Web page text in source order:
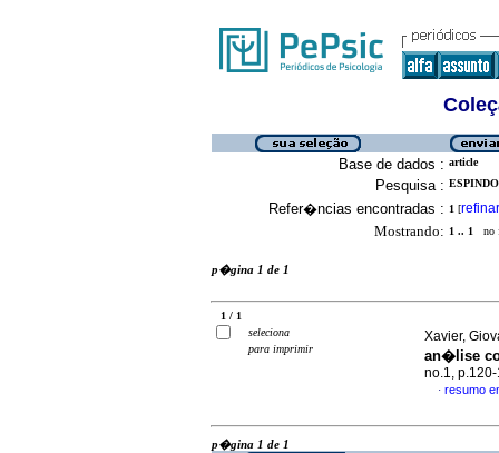
Base de dados : article
Pesquisa :
Refer�ncias encontradas : 1 [refinar
Mostrando: 1 .. 1 no
p�gina 1 de 1
1 / 1
seleciona
para imprimir
Xavier,
an�lise
no.1,
· resumo
p�gina 1 de 1